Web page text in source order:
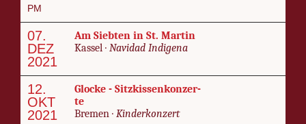
PM
07.
DEZ
2021
Am Siebten in St. Mar­tin
Kas­sel · Navi­dad In­di­ge­na
12.
OKT
2021
Glocke - Sitz­kis­sen­kon­zer­
te
Bre­men · Kin­der­kon­zert